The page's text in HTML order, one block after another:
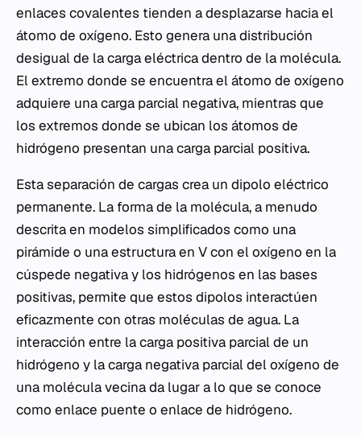
enlaces covalentes tienden a desplazarse hacia el
átomo de oxígeno. Esto genera una distribución
desigual de la carga eléctrica dentro de la molécula.
El extremo donde se encuentra el átomo de oxígeno
adquiere una carga parcial negativa, mientras que
los extremos donde se ubican los átomos de
hidrógeno presentan una carga parcial positiva.
Esta separación de cargas crea un dipolo eléctrico
permanente. La forma de la molécula, a menudo
descrita en modelos simplificados como una
pirámide o una estructura en V con el oxígeno en la
cúspede negativa y los hidrógenos en las bases
positivas, permite que estos dipolos interactúen
eficazmente con otras moléculas de agua. La
interacción entre la carga positiva parcial de un
hidrógeno y la carga negativa parcial del oxígeno de
una molécula vecina da lugar a lo que se conoce
como enlace puente o enlace de hidrógeno.